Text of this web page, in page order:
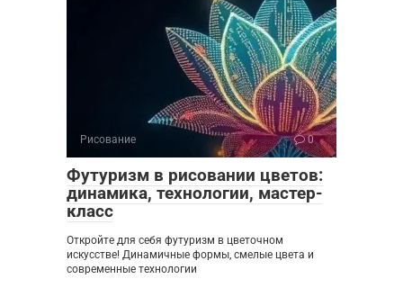
Рисование 0
Футуризм в рисовании цветов:
динамика, технологии, мастер-
класс
Откройте для себя футуризм в цветочном
искусстве! Динамичные формы, смелые цвета и
современные технологии